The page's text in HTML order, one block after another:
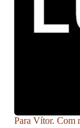
Para Vítor. Com